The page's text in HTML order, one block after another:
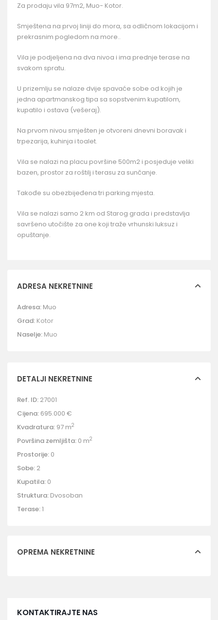
Za prodaju vila 97m2, Muo- Kotor.
Smještena na prvoj liniji do mora, sa odličnom lokacijom i
prekrasnim pogledom na more..
Vila je podjeljena na dva nivoa i ima prednje terase na
svakom spratu.
U prizemlju se nalaze dvije spavaće sobe od kojih je
jedna apartmanskog tipa sa sopstvenim kupatilom,
kupatilo i ostava (vešeraj).
Na prvom nivou smješten je otvoreni dnevni boravak i
trpezarija, kuhinja i toalet.
Vila se nalazi na placu površine 500m2 i posjeduje veliki
bazen, prostor za roštilj i terasu za sunčanje.
Takođe su obezbijeđena tri parking mjesta.
Vila se nalazi samo 2 km od Starog grada i predstavlja
savršeno utočište za one koji traže vrhunski luksuz i
opuštanje.
ADRESA NEKRETNINE
Adresa: Muo
Grad: Kotor
Naselje: Muo
DETALJI NEKRETNINE
Ref. ID: 27001
Cijena: 695.000 €
Kvadratura: 97 m2
Površina zemljišta: 0 m2
Prostorije: 0
Sobe: 2
Kupatila: 0
Struktura: Dvosoban
Terase:1
OPREMA NEKRETNINE
KONTAKTIRAJTE NAS